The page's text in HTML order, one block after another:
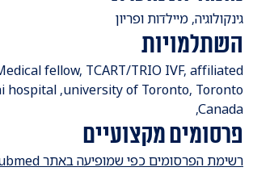
גינקולוגיה, מיילדות ופריון
השתלמויות
fellow, TCART/TRIO IVF, affiliated
hospital ,university of Toronto, Toronto
,Canada
פרסומים מקצועיים
​רשימת הפרסומים כפי שמופיעה באתר Pubmed